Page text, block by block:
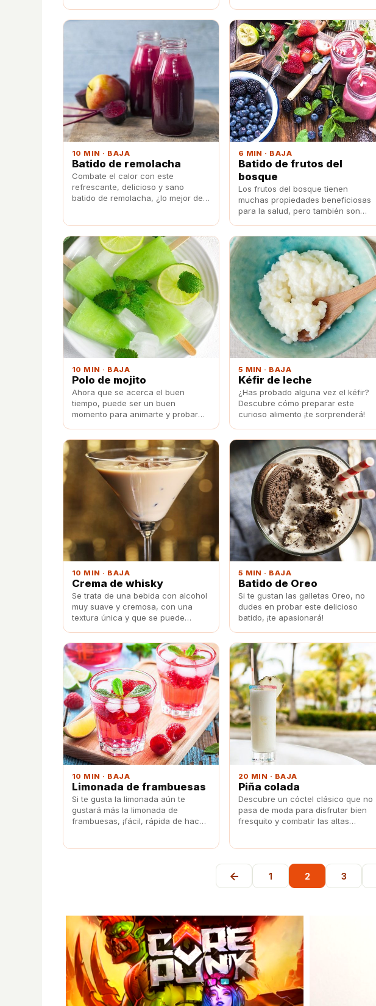
10 MIN · BAJA
Batido de remolacha
Combate el calor con este
refrescante, delicioso y sano
batido de remolacha, ¿lo mejor de
6 MIN · BAJA
Batido de frutos del
bosque
Los frutos del bosque tienen
muchas propiedades beneficiosas
para la salud, pero también son
10 MIN · BAJA
Polo de mojito
Ahora que se acerca el buen
tiempo, puede ser un buen
momento para animarte y probar
5 MIN · BAJA
Kéfir de leche
¿Has probado alguna vez el kéfir?
Descubre cómo preparar este
curioso alimento ¡te sorprenderá!
10 MIN · BAJA
Crema de whisky
Se trata de una bebida con alcohol
muy suave y cremosa, con una
textura única y que se puede
5 MIN · BAJA
Batido de Oreo
Si te gustan las galletas Oreo, no
dudes en probar este delicioso
batido, ¡te apasionará!
10 MIN · BAJA
Limonada de frambuesas
Si te gusta la limonada aún te
gustará más la limonada de
frambuesas, ¡fácil, rápida de hacer
20 MIN · BAJA
Piña colada
Descubre un cóctel clásico que no
pasa de moda para disfrutar bien
fresquito y combatir las altas
← 1 2 3